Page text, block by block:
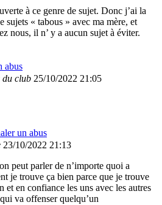
à ce genre de sujet. Donc j’ai la
sujets « tabous » avec ma mère, et
nous, il n’ y a aucun sujet à éviter.
abus
du club 25/10/2022 21:05
un abus
23/10/2022 21:13
peut parler de n’importe quoi a
je trouve ça bien parce que je trouve
et en confiance les uns avec les autres
va offenser quelqu’un